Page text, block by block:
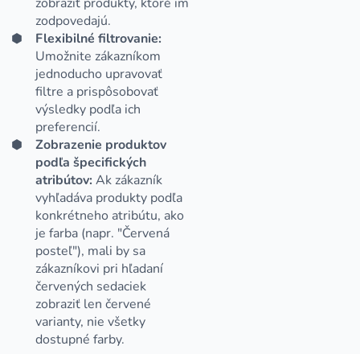
zodpovedajú.
Flexibilné filtrovanie:
Umožnite zákazníkom
jednoducho upravovať
filtre a prispôsobovať
výsledky podľa ich
preferencií.
Zobrazenie produktov
podľa špecifických
atribútov: Ak zákazník
vyhľadáva produkty podľa
konkrétneho atribútu, ako
je farba (napr. "Červená
posteľ"), mali by sa
zákazníkovi pri hľadaní
červených sedaciek
zobraziť len červené
varianty, nie všetky
dostupné farby.